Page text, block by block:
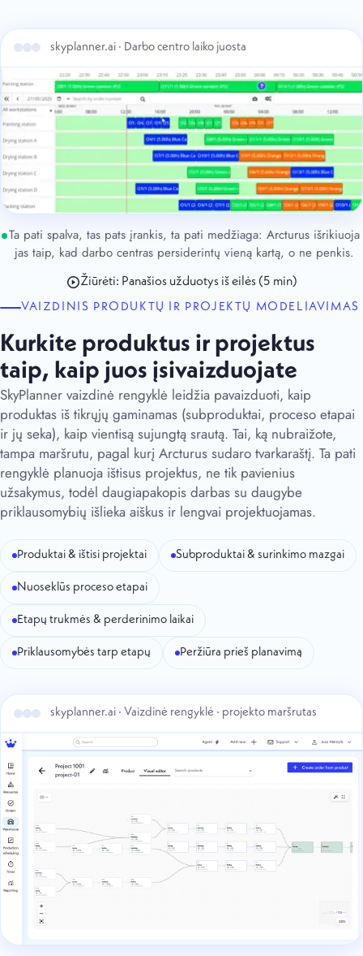
skyplanner.ai · Darbo centro laiko juosta
Ta pati spalva, tas pats įrankis, ta pati medžiaga: Arcturus išrikiuoja
jas taip, kad darbo centras persiderintų vieną kartą, o ne penkis.
Žiūrėti: Panašios užduotys iš eilės (5 min)
VAIZDINIS PRODUKTŲ IR PROJEKTŲ MODELIAVIMAS
Kurkite produktus ir projektus
taip, kaip juos įsivaizduojate
SkyPlanner vaizdinė rengyklė leidžia pavaizduoti, kaip
produktas iš tikrųjų gaminamas (subproduktai, proceso etapai
ir jų seka), kaip vientisą sujungtą srautą. Tai, ką nubraižote,
tampa maršrutu, pagal kurį Arcturus sudaro tvarkaraštį. Ta pati
rengyklė planuoja ištisus projektus, ne tik pavienius
užsakymus, todėl daugiapakopis darbas su daugybe
priklausomybių išlieka aiškus ir lengvai projektuojamas.
Produktai & ištisi projektai Subproduktai & surinkimo mazgai
Nuoseklūs proceso etapai
Etapų trukmės & perderinimo laikai
Priklausomybės tarp etapų Peržiūra prieš planavimą
skyplanner.ai · Vaizdinė rengyklė · projekto maršrutas